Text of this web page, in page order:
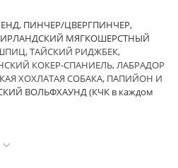
ПИНЧЕР/ЦВЕРГПИНЧЕР,
ИРЛАНДСКИЙ МЯГКОШЕРСТНЫЙ
ТАЙСКИЙ РИДЖБЕК,
КОКЕР-СПАНИЕЛЬ, ЛАБРАДОР
ХОХЛАТАЯ СОБАКА, ПАПИЙОН И
ВОЛЬФХАУНД (КЧК в каждом
В.Ю., Котельникова